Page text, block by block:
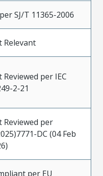
per SJ/T 11365-2006
Relevant
Reviewed per IEC
2-21
Reviewed per
DC (04 Feb
per EU